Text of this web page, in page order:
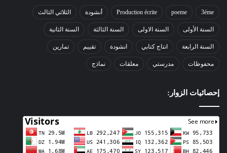
3éme
poeme
Production écrite أنشودة الثلاثي الثالث
السنة الأولى السنة الاولى السنة الثالثة السنة الثانية
السنة الرابعة انتاج كتابي انشودة تقييم تمارين
محفوظات مدرستي معلقات نماذج
إحصائيات الزوار: